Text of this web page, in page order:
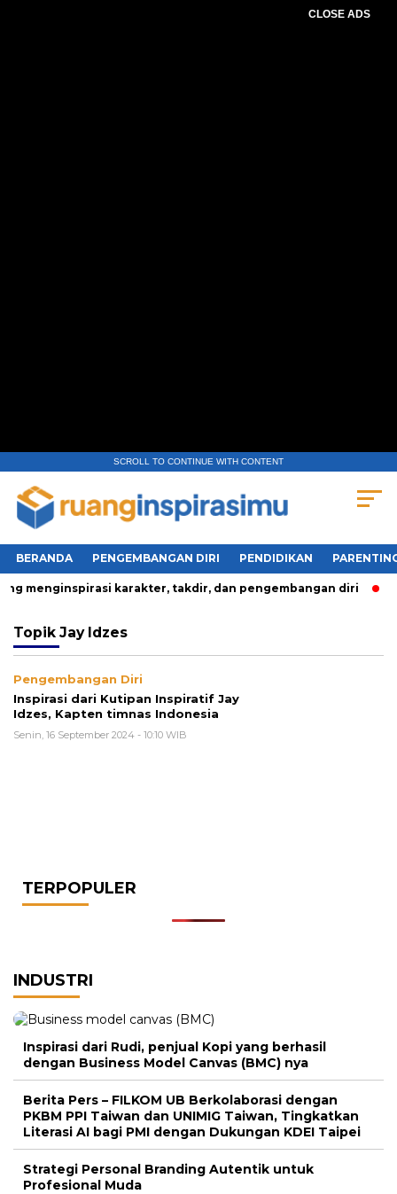
CLOSE ADS
SCROLL TO CONTINUE WITH CONTENT
BERANDA PENGEMBANGAN DIRI PENDIDIKAN
menginspirasi karakter, takdir, dan pengembangan diri
Topik Jay Idzes
Pengembangan Diri
Inspirasi dari Kutipan Inspiratif Jay
Idzes, Kapten timnas Indonesia
Senin, 16 September 2024 - 10:10 WIB
TERPOPULER
INDUSTRI
Inspirasi dari Rudi, penjual Kopi yang berhasil
dengan Business Model Canvas (BMC) nya
Berita Pers – FILKOM UB Berkolaborasi dengan
PKBM PPI Taiwan dan UNIMIG Taiwan, Tingkatkan
Literasi AI bagi PMI dengan Dukungan KDEI Taipei
Strategi Personal Branding Autentik untuk
Profesional Muda